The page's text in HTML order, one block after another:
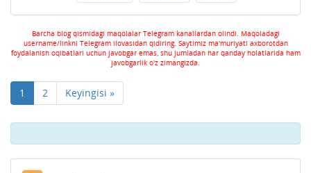
Barcha blog qismidagi maqolalar Telegram kanallardan olindi. Maqoladagi
username/linkni Telegram ilovasidan qidiring. Saytimiz ma'muriyati axborotdan
foydalanish oqibatlari uchun javobgar emas, shu jumladan har qanday holatlarida ham
javobgarlik o'z zimangizda.
1 2 Keyingisi »